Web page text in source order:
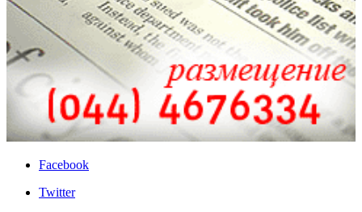
Facebook
Twitter